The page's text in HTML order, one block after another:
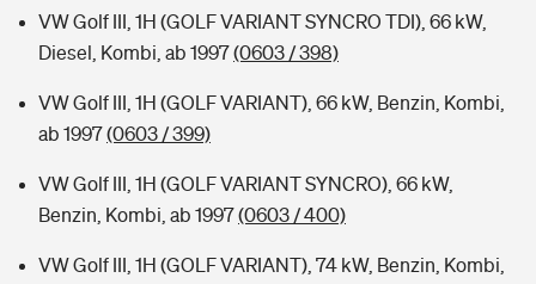
VW Golf III, 1H (GOLF VARIANT SYNCRO TDI), 66 kW,
Diesel, Kombi, ab 1997(0603 / 398)
VW Golf III, 1H (GOLF VARIANT), 66 kW, Benzin, Kombi,
ab 1997(0603 / 399)
VW Golf III, 1H (GOLF VARIANT SYNCRO), 66 kW,
Benzin, Kombi, ab 1997(0603 / 400)
VW Golf III, 1H (GOLF VARIANT), 74 kW, Benzin, Kombi,